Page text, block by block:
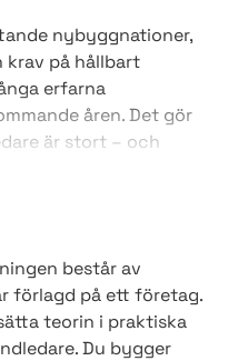
nybyggnationer,
på hållbart
erfarna
åren. Det gör
är stort – och
kunskap inom digitala
Med en examen
består av
förlagd på ett företag.
teorin i praktiska
Du bygger